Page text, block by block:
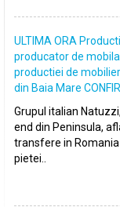
ULTIMA ORA
producator de
productiei de
din Baia Mare
Grupul italian
end din Peninsula,
transfere in
pietei..